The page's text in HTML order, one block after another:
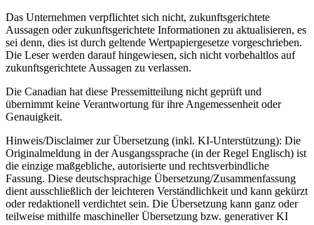
Das Unternehmen verpflichtet sich nicht, zukunftsgerichtete
Aussagen oder zukunftsgerichtete Informationen zu aktualisieren, es
sei denn, dies ist durch geltende Wertpapiergesetze vorgeschrieben.
Die Leser werden darauf hingewiesen, sich nicht vorbehaltlos auf
zukunftsgerichtete Aussagen zu verlassen.
Die Canadian hat diese Pressemitteilung nicht geprüft und
übernimmt keine Verantwortung für ihre Angemessenheit oder
Genauigkeit.
Hinweis/Disclaimer zur Übersetzung (inkl. KI-Unterstützung): Die
Originalmeldung in der Ausgangssprache (in der Regel Englisch) ist
die einzige maßgebliche, autorisierte und rechtsverbindliche
Fassung. Diese deutschsprachige Übersetzung/Zusammenfassung
dient ausschließlich der leichteren Verständlichkeit und kann gekürzt
oder redaktionell verdichtet sein. Die Übersetzung kann ganz oder
teilweise mithilfe maschineller Übersetzung bzw. generativer KI